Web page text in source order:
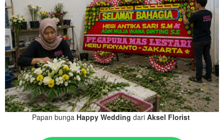
Papan bunga Happy Wedding dari Aksel Florist